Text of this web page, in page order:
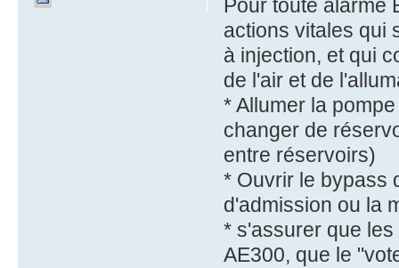
Pour toute alarme
actions vitales qui
à injection, et qui
de l'air et de
* Allumer la
changer de
entre réservoirs)
* Ouvrir le bypass
d'admission ou la
* s'assurer que
AE300, que le